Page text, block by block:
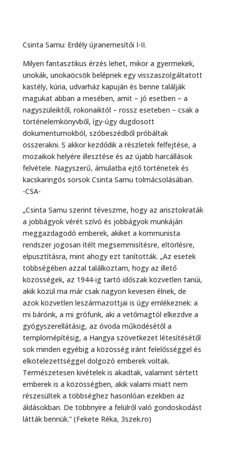
Csinta Samu: Erdély újranemesítői I-II.
Milyen fantasztikus érzés lehet, mikor a gyermekek,
unokák, unokaöcsök belépnek egy visszaszolgáltatott
kastély, kúria, udvarház kapuján és benne találják
magukat abban a mesében, amit – jó esetben – a
nagyszüleiktől, rokonaiktól – rossz eseteben – csak a
történelemkönyvből, így-úgy dugdosott
dokumentumokból, szóbeszédből próbáltak
összerakni. S akkor kezdődik a részletek felfejtése, a
mozaikok helyére illesztése és az újabb harcállások
felvétele. Nagyszerű, ámulatba ejtő történetek és
kacskaringós sorsok Csinta Samu tolmácsolásában.
-CSA-
„Csinta Samu szerint téveszme, hogy az arisztokraták
a jobbágyok vérét szívó és jobbágyok munkáján
meggazdagodó emberek, akiket a kommunista
rendszer jogosan ítélt megsemmisítésre, eltörlésre,
elpusztításra, mint ahogy ezt tanították. „Az esetek
többségében azzal találkoztam, hogy az illető
közösségek, az 1944-ig tartó időszak közvetlen tanúi,
akik közül ma már csak nagyon kevesen élnek, de
azok közvetlen leszármazottjai is úgy emlékeznek: a
mi bárónk, a mi grófunk, aki a vetőmagtól elkezdve a
gyógyszerellátásig, az óvoda működésétől a
templomépítésig, a Hangya szövetkezet létesítésétől
sok minden egyébig a közösség iránt felelősséggel és
elkötelezettséggel dolgozó emberek voltak.
Természetesen kivételek is akadtak, valamint sértett
emberek is a közösségben, akik valami miatt nem
részesültek a többséghez hasonlóan ezekben az
áldásokban. De többnyire a felülről való gondoskodást
látták bennük.” (Fekete Réka, 3szek.ro)